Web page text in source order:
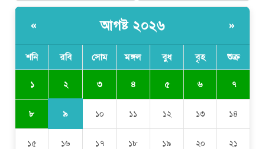
« আগষ্ট ২০২৬ »
শনি রবি সোম মঙ্গল বুধ বৃহ শুক্র
১ ২ ৩ ৪ ৫ ৬ ৭
৮ ৯ ১০ ১১ ১২ ১৩ ১৪
১৫ ১৬ ১৭ ১৮ ১৯ ২০ ২১